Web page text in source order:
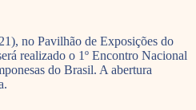
no Pavilhão de Exposições do
realizado o 1º Encontro Nacional
do Brasil. A abertura